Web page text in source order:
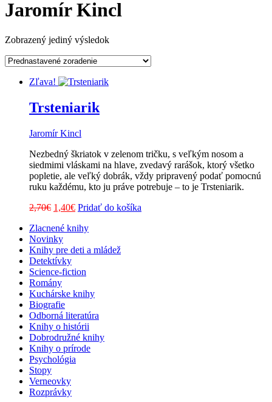
Jaromír Kincl
Zobrazený jediný výsledok
Zľava!
Trsteniarik
Jaromír Kincl
Nezbedný škriatok v zelenom tričku, s veľkým nosom a
siedmimi vláskami na hlave, zvedavý rarášok, ktorý všetko
popletie, ale veľký dobrák, vždy pripravený podať pomocnú
ruku každému, kto ju práve potrebuje – to je Trsteniarik.
2,70€ Pôvodná
bola:
2,70€.
1,40€Aktuálna
je:
Pridať do košíka
Zlacnené knihy
Novinky
Knihy pre deti a mládež
Detektívky
Science-fiction
Romány
Kuchárske knihy
Biografie
Odborná literatúra
Knihy o histórii
Dobrodružné knihy
Knihy o prírode
Psychológia
Stopy
Verneovky
Rozprávky